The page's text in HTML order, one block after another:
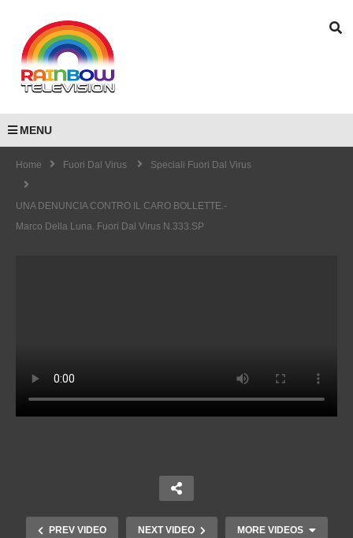
MENU
Home Fuori Dal Virus Speciali Fuori Dal Virus
UNA DENUNCIA CONTRO IL CARO BOLLETTE.-
Marco Della Luna. Fuori Dal Virus N.333.SP
PREV VIDEO NEXT VIDEO MORE VIDEOS